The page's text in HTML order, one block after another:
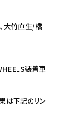
⼤⽵直⽣/橋
装着車
は下記のリン